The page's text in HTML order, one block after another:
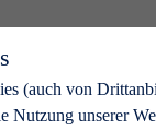
(auch von
Nutzung unserer